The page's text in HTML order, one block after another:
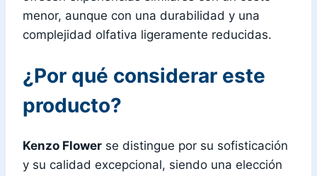
menor, aunque con una durabilidad y una
complejidad olfativa ligeramente reducidas.
¿Por qué considerar este
producto?
Kenzo Flower se distingue por su sofisticación
y su calidad excepcional, siendo una elección